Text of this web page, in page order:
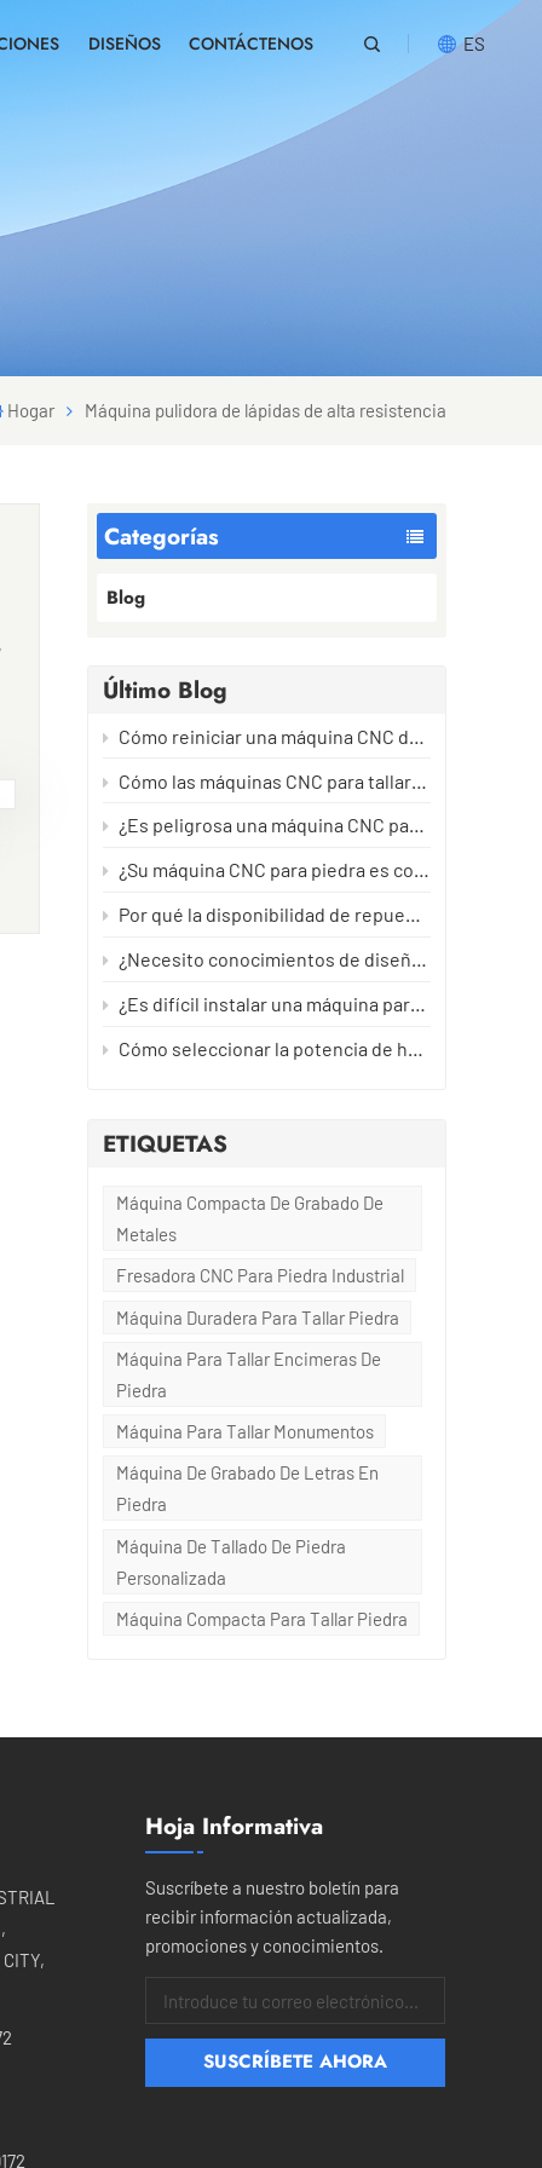
DISEÑOS CONTÁCTENOS ES
العربية
Hogar Máquina pulidora de lápidas de alta resistencia
Categorías
Blog
Último Blog
Cómo reiniciar una máquina CNC de piedra después de un largo período de inactividad sin dañarla.
Cómo las máquinas CNC para tallar piedra crean trayectorias de herramienta: del diseño al tallado de precisión.
¿Es peligrosa una máquina CNC para tallar piedra? La guía de seguridad que todo operario debería leer.
¿Su máquina CNC para piedra es compatible con mi idioma? Todo lo que necesita saber.
Por qué la disponibilidad de repuestos importa más que el precio de la máquina.
¿Necesito conocimientos de diseño asistido por ordenador (CAD) para manejar una máquina de tallar piedra?
¿Es difícil instalar una máquina para tallar piedra?
Cómo seleccionar la potencia de husillo adecuada para máquinas CNC de piedra
ETIQUETAS
Máquina Compacta De Grabado De
Metales
Fresadora CNC Para Piedra Industrial
Máquina Duradera Para Tallar Piedra
Máquina Para Tallar Encimeras De
Piedra
Máquina Para Tallar Monumentos
Máquina De Grabado De Letras En
Piedra
Máquina De Tallado De Piedra
Personalizada
Máquina Compacta Para Tallar Piedra
Hoja Informativa
Suscríbete a nuestro boletín para
recibir información actualizada,
promociones y conocimientos.